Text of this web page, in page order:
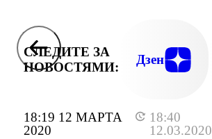
18:19 12 МАРТА
2020
18:40
12.03.2020
СЛЕДИТЕ ЗА
НОВОСТЯМИ:
Дзен